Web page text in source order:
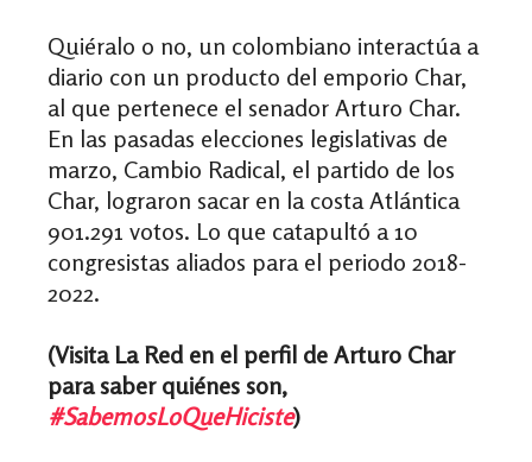
Quiéralo o no, un colombiano interactúa a
diario con un producto del emporio Char,
al que pertenece el senador Arturo Char.
En las pasadas elecciones legislativas de
marzo, Cambio Radical, el partido de los
Char, lograron sacar en la costa Atlántica
901.291 votos. Lo que catapultó a 10
congresistas aliados para el periodo 2018-
2022.
(Visita La Red en el perfil de Arturo Char
para saber quiénes son,
#SabemosLoQueHiciste)